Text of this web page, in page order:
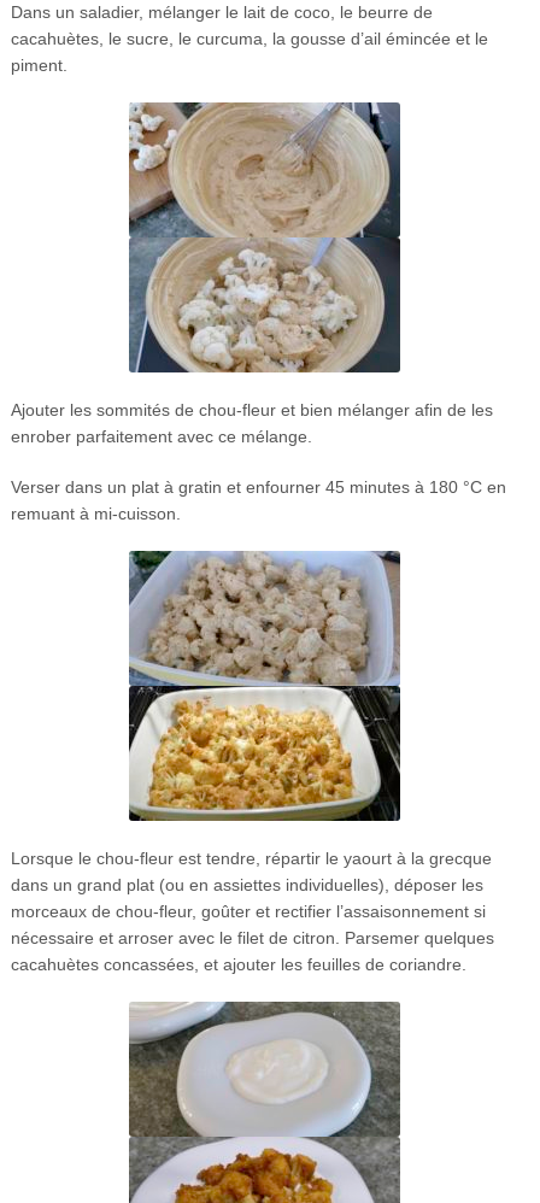
Dans un saladier, mélanger le lait de coco, le beurre de
cacahuètes, le sucre, le curcuma, la gousse d’ail émincée et le
piment.
Ajouter les sommités de chou-fleur et bien mélanger afin de les
enrober parfaitement avec ce mélange.
Verser dans un plat à gratin et enfourner 45 minutes à 180 °C en
remuant à mi-cuisson.
Lorsque le chou-fleur est tendre, répartir le yaourt à la grecque
dans un grand plat (ou en assiettes individuelles), déposer les
morceaux de chou-fleur, goûter et rectifier l’assaisonnement si
nécessaire et arroser avec le filet de citron. Parsemer quelques
cacahuètes concassées, et ajouter les feuilles de coriandre.